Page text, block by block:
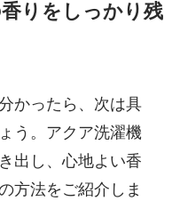
りをしっかり残
かったら、次は具
う。アクア洗濯機
出し、心地よい香
方法をご紹介しま